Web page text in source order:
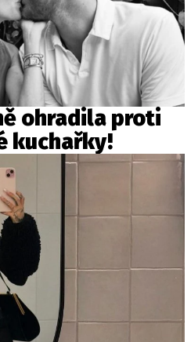
ohradila proti
kuchařky!